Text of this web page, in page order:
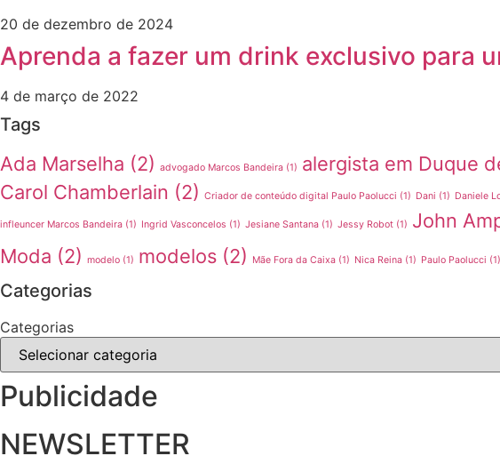
20 de dezembro de 2024
Aprenda a fazer um drink exclusivo para
4 de março de 2022
Tags
Ada Marselha (2) advogado Marcos Bandeira (1) alergista em Duque
Carol Chamberlain (2) Criador de conteúdo digital Paulo Paolucci (1) Dani (1) Daniele
infleuncer Marcos Bandeira (1) Ingrid Vasconcelos (1) Jesiane Santana (1) Jessy Robot (1) John
Moda (2) modelo (1) modelos (2) Mãe Fora da Caixa (1) Nica Reina (1) Paulo Paolucci (1)
Categorias
Categorias
Publicidade
NEWSLETTER